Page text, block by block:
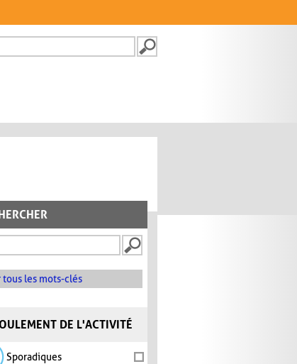
DE
tous les mots-clés
DE L'ACTIVITÉ
Sporadiques